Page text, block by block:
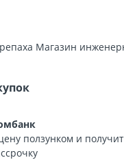
ползунком и